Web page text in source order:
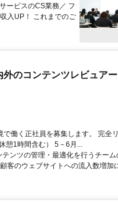
ービスのCS業務／ フ
入UP！ これまでのご
外のコンテンツレビュア
働く正社員を募集します。 完全
憩1時間含む） 5－6月...
ンツの管理・最適化を行うチー
客のウェブサイトへの流入数増加